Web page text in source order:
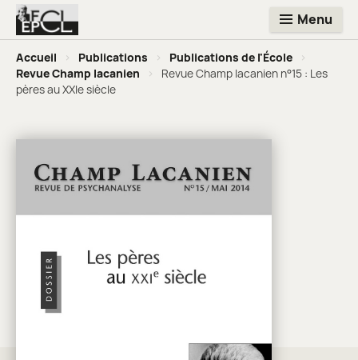
Menu
Accueil > Publications > Publications de l'École
>
Revue Champ lacanien
>
Revue Champ lacanien n°15 : Les
pères au XXIe siècle